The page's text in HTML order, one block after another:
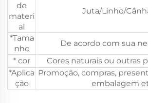
de
materi
al
Juta/Linho/
*Tama
nho
De acordo com sua
* cor
Cores naturais ou outras
*Aplica
ção
Promoção, compras,
embalagem